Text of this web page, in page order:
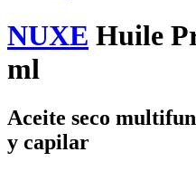
NUXE Huile
ml
Aceite seco
y capilar